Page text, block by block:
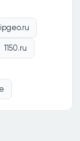
ipgeo.ru
1150.ru